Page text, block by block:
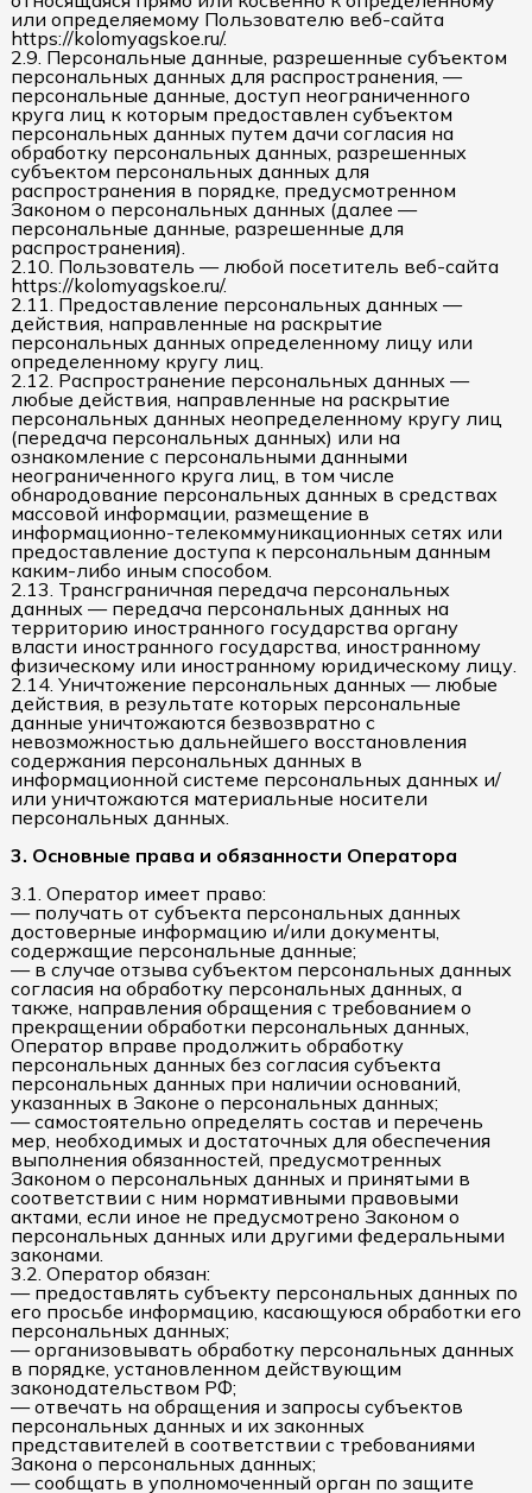
или определяемому Пользователю веб-сайта
https://kolomyagskoe.ru/.
2.9. Персональные данные, разрешенные субъектом
персональных данных для распространения, —
персональные данные, доступ неограниченного
круга лиц к которым предоставлен субъектом
персональных данных путем дачи согласия на
обработку персональных данных, разрешенных
субъектом персональных данных для
распространения в порядке, предусмотренном
Законом о персональных данных (далее —
персональные данные, разрешенные для
распространения).
2.10. Пользователь — любой посетитель веб-сайта
https://kolomyagskoe.ru/.
2.11. Предоставление персональных данных —
действия, направленные на раскрытие
персональных данных определенному лицу или
определенному кругу лиц.
2.12. Распространение персональных данных —
любые действия, направленные на раскрытие
персональных данных неопределенному кругу лиц
(передача персональных данных) или на
ознакомление с персональными данными
неограниченного круга лиц, в том числе
обнародование персональных данных в средствах
массовой информации, размещение в
информационно-телекоммуникационных сетях или
предоставление доступа к персональным данным
каким-либо иным способом.
2.13. Трансграничная передача персональных
данных — передача персональных данных на
территорию иностранного государства органу
власти иностранного государства, иностранному
физическому или иностранному юридическому лицу.
2.14. Уничтожение персональных данных — любые
действия, в результате которых персональные
данные уничтожаются безвозвратно с
невозможностью дальнейшего восстановления
содержания персональных данных в
информационной системе персональных данных и/
или уничтожаются материальные носители
персональных данных.
3. Основные права и обязанности Оператора
3.1. Оператор имеет право:
— получать от субъекта персональных данных
достоверные информацию и/или документы,
содержащие персональные данные;
— в случае отзыва субъектом персональных данных
согласия на обработку персональных данных, а
также, направления обращения с требованием о
прекращении обработки персональных данных,
Оператор вправе продолжить обработку
персональных данных без согласия субъекта
персональных данных при наличии оснований,
указанных в Законе о персональных данных;
— самостоятельно определять состав и перечень
мер, необходимых и достаточных для обеспечения
выполнения обязанностей, предусмотренных
Законом о персональных данных и принятыми в
соответствии с ним нормативными правовыми
актами, если иное не предусмотрено Законом о
персональных данных или другими федеральными
законами.
3.2. Оператор обязан:
— предоставлять субъекту персональных данных по
его просьбе информацию, касающуюся обработки его
персональных данных;
— организовывать обработку персональных данных
в порядке, установленном действующим
законодательством РФ;
— отвечать на обращения и запросы субъектов
персональных данных и их законных
представителей в соответствии с требованиями
Закона о персональных данных;
— сообщать в уполномоченный орган по защите